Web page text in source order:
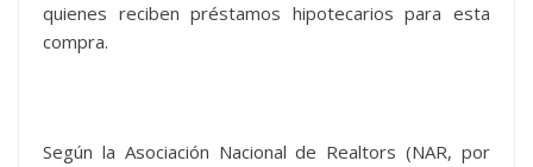
quienes reciben préstamos hipotecarios para esta
compra.
Según la Asociación Nacional de Realtors (NAR, por